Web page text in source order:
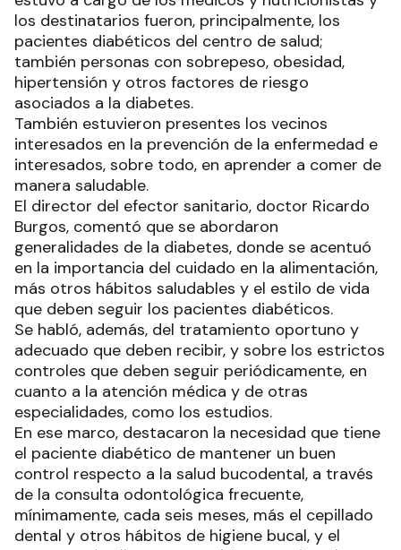
los destinatarios fueron, principalmente, los
pacientes diabéticos del centro de salud;
también personas con sobrepeso, obesidad,
hipertensión y otros factores de riesgo
asociados a la diabetes.
También estuvieron presentes los vecinos
interesados en la prevención de la enfermedad e
interesados, sobre todo, en aprender a comer de
manera saludable.
El director del efector sanitario, doctor Ricardo
Burgos, comentó que se abordaron
generalidades de la diabetes, donde se acentuó
en la importancia del cuidado en la alimentación,
más otros hábitos saludables y el estilo de vida
que deben seguir los pacientes diabéticos.
Se habló, además, del tratamiento oportuno y
adecuado que deben recibir, y sobre los estrictos
controles que deben seguir periódicamente, en
cuanto a la atención médica y de otras
especialidades, como los estudios.
En ese marco, destacaron la necesidad que tiene
el paciente diabético de mantener un buen
control respecto a la salud bucodental, a través
de la consulta odontológica frecuente,
mínimamente, cada seis meses, más el cepillado
dental y otros hábitos de higiene bucal, y el